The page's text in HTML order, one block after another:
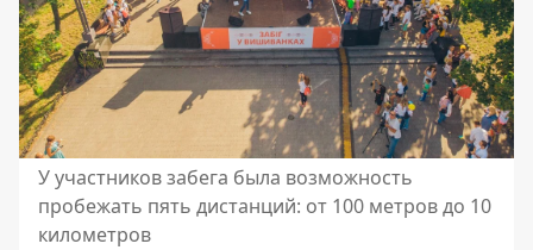
У участников забега была возможность
пробежать пять дистанций: от 100 метров до 10
километров